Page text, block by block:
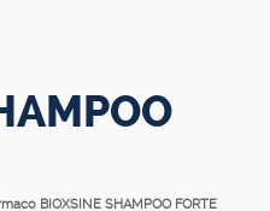
BIOXSINE SHAMPOO FORTE